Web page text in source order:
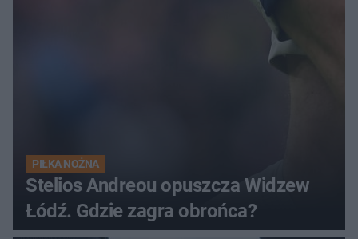
PIŁKA NOŻNA
Stelios Andreou opuszcza Widzew
Łódź. Gdzie zagra obrońca?